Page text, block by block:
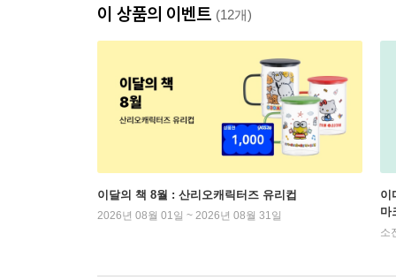
이 상품의 이벤트 (12개)
이달의 책 8월 : 산리오캐릭터즈 유리컵
2026년 08월 01일 ~ 2026년 08월 31일
이
마
소